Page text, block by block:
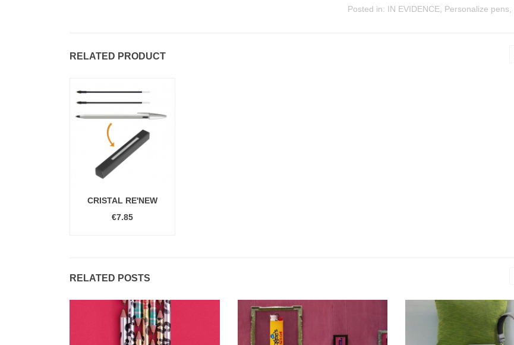
Posted in: IN EVIDENCE, Personalize pens,
RELATED PRODUCT
CRISTAL RE'NEW
€7.85
RELATED POSTS